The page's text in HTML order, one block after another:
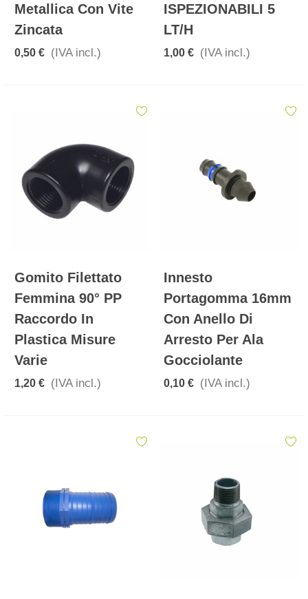
Metallica Con Vite
Zincata
0,50 € (IVA incl.)
ISPEZIONABILI 5
LT/h
1,00 € (IVA incl.)
Gomito Filettato
Femmina 90° PP
Raccordo In
Plastica Misure
Varie
1,20 € (IVA incl.)
Innesto
Portagomma 16mm
Con Anello Di
Arresto Per Ala
Gocciolante
0,10 € (IVA incl.)